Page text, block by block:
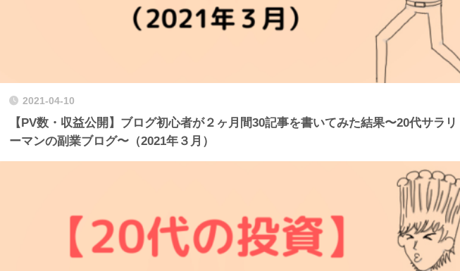
2021-04-10
【PV数・収益公開】ブログ初心者が２ヶ月間30記事を書いてみた結果〜20代サラリ
ーマンの副業ブログ〜（2021年３月）